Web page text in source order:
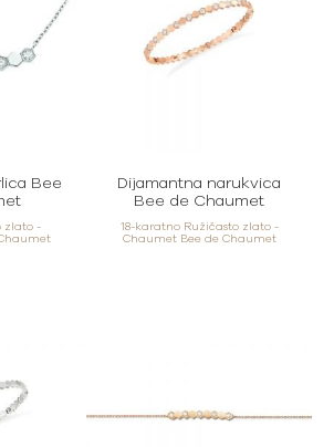
Bee
zlato -
Dijamantna narukvica
Bee de Chaumet
18-karatno Ružičasto zlato -
Chaumet Bee de Chaumet